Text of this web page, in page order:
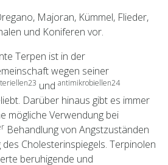
Majoran, Kümmel, Flieder,
und Koniferen vor.
Terpen ist in der
wegen seiner
und antimikrobiellen24
Darüber hinaus gibt es immer
mögliche Verwendung bei
Behandlung von Angstzuständen
Cholesterinspiegels. Terpinolen
beruhigende und